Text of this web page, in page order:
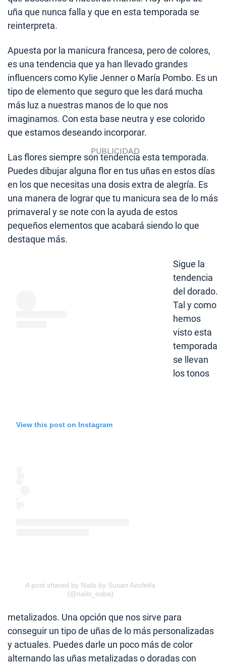
uña que nunca falla y que en esta temporada se
reinterpreta.
Apuesta por la manicura francesa, pero de colores,
es una tendencia que ya han llevado grandes
influencers como Kylie Jenner o María Pombo. Es un
tipo de elemento que seguro que les dará mucha
más luz a nuestras manos de lo que nos
imaginamos. Con esta base neutra y ese colorido
que estamos deseando incorporar.
Las flores siempre son tendencia esta temporada.
Puedes dibujar alguna flor en tus uñas en estos días
en los que necesitas una dosis extra de alegría. Es
una manera de lograr que tu manicura sea de lo más
primaveral y se note con la ayuda de estos
pequeños elementos que acabará siendo lo que
destaque más.
View this post on Instagram
A post shared by Nails by Susan Azofeifa
(@nails_osba)
Sigue la
tendencia
del dorado.
Tal y como
hemos
visto esta
temporada
se llevan
los tonos
metalizados. Una opción que nos sirve para
conseguir un tipo de uñas de lo más personalizadas
y actuales. Puedes darle un poco más de color
alternando las uñas metalizadas o doradas con